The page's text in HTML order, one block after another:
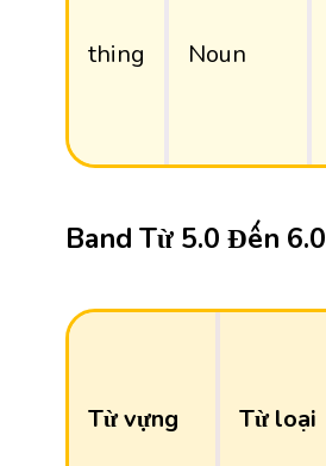
thing Noun
Band Từ 5.0 Đến 6.0
Từ vựng Từ loại